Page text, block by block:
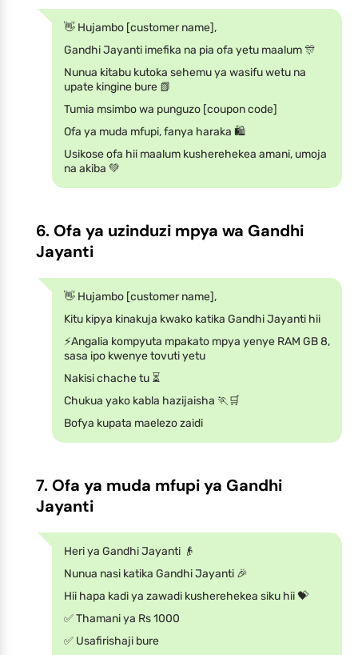
👋 Hujambo [customer name],
Gandhi Jayanti imefika na pia ofa yetu maalum 🎊
Nunua kitabu kutoka sehemu ya wasifu wetu na
upate kingine bure 📗
Tumia msimbo wa punguzo [coupon code]
Ofa ya muda mfupi, fanya haraka 🛍️
Usikose ofa hii maalum kusherehekea amani, umoja
na akiba 💚
6. Ofa ya uzinduzi mpya wa Gandhi
Jayanti
👋 Hujambo [customer name],
Kitu kipya kinakuja kwako katika Gandhi Jayanti hii
⚡️Angalia kompyuta mpakato mpya yenye RAM GB 8,
sasa ipo kwenye tovuti yetu
Nakisi chache tu ⏳
Chukua yako kabla hazijaisha 🏃🛒
Bofya kupata maelezo zaidi
7. Ofa ya muda mfupi ya Gandhi
Jayanti
Heri ya Gandhi Jayanti 👴
Nunua nasi katika Gandhi Jayanti 🎉
Hii hapa kadi ya zawadi kusherehekea siku hii 💝
✅ Thamani ya Rs 1000
✅ Usafirishaji bure